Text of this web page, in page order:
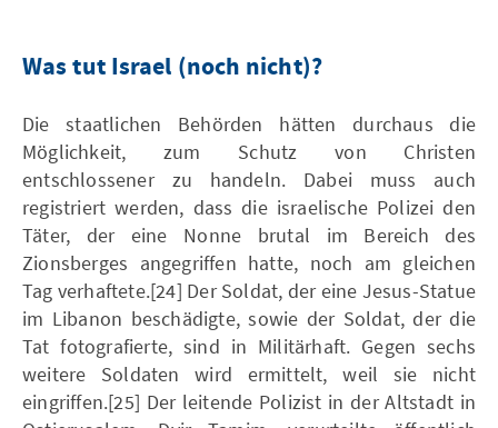
Was tut Israel (noch nicht)?
Die staatlichen Behörden hätten durchaus die
Möglichkeit, zum Schutz von Christen
entschlossener zu handeln. Dabei muss auch
registriert werden, dass die israelische Polizei den
Täter, der eine Nonne brutal im Bereich des
Zionsberges angegriffen hatte, noch am gleichen
Tag verhaftete.[24] Der Soldat, der eine Jesus-Statue
im Libanon beschädigte, sowie der Soldat, der die
Tat fotografierte, sind in Militärhaft. Gegen sechs
weitere Soldaten wird ermittelt, weil sie nicht
eingriffen.[25] Der leitende Polizist in der Altstadt in